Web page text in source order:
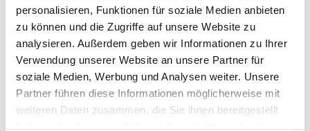
personalisieren, Funktionen für soziale Medien anbieten
zu können und die Zugriffe auf unsere Website zu
analysieren. Außerdem geben wir Informationen zu Ihrer
Verwendung unserer Website an unsere Partner für
soziale Medien, Werbung und Analysen weiter. Unsere
Partner führen diese Informationen möglicherweise mit
weiteren Daten zusammen, die Sie ihnen bereitgestellt
haben oder die sie im Rahmen Ihrer Nutzung der Dienste
PRODUKTE FILTERN
Keine Produkte gefunden.